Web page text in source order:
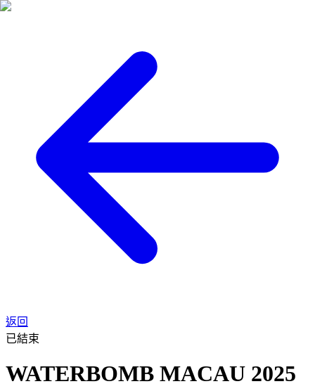
返回
已結束
WATERBOMB MACAU 2025